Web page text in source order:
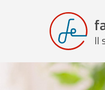
Il